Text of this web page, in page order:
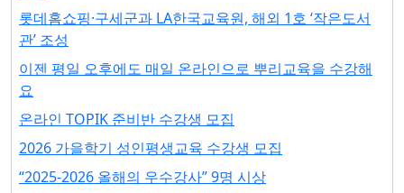
롯데홈쇼핑·구세군과 LA한국교육원, 해외 1호 ‘작은도서
관’ 조성
이젠 평일 오후에도 매일 온라인으로 뿌리교육을 수강해
요
온라인 TOPIK 준비반 수강생 모집
2026 가을학기 성인평생교육 수강생 모집
“2025-2026 올해의 우수강사” 9명 시상